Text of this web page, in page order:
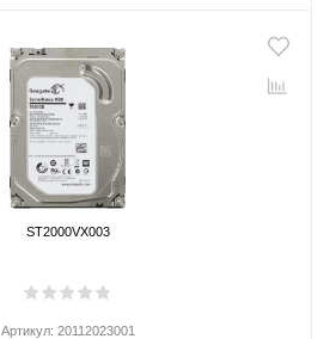
ST2000VX003
Артикул: 20112023001